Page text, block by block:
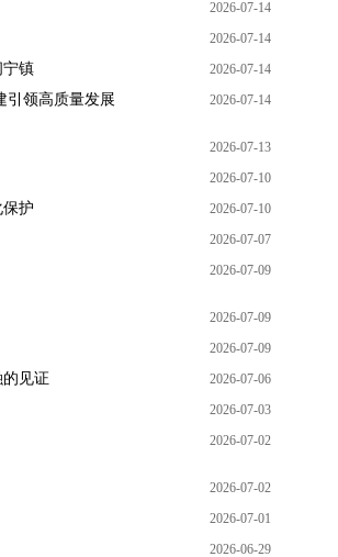
2026-07-14
2026-07-14
宁镇 2026-07-14
领高质量发展 2026-07-14
2026-07-13
2026-07-10
护 2026-07-10
2026-07-07
2026-07-09
2026-07-09
2026-07-09
的见证 2026-07-06
2026-07-03
2026-07-02
2026-07-02
2026-07-01
2026-06-29